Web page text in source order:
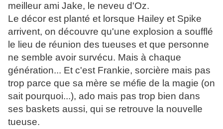
meilleur ami Jake, le neveu d'Oz.
Le décor est planté et lorsque Hailey et Spike
arrivent, on découvre qu'une explosion a soufflé
le lieu de réunion des tueuses et que personne
ne semble avoir survécu. Mais à chaque
génération... Et c'est Frankie, sorcière mais pas
trop parce que sa mère se méfie de la magie (on
sait pourquoi...), ado mais pas trop bien dans
ses baskets aussi, qui se retrouve la nouvelle
tueuse.